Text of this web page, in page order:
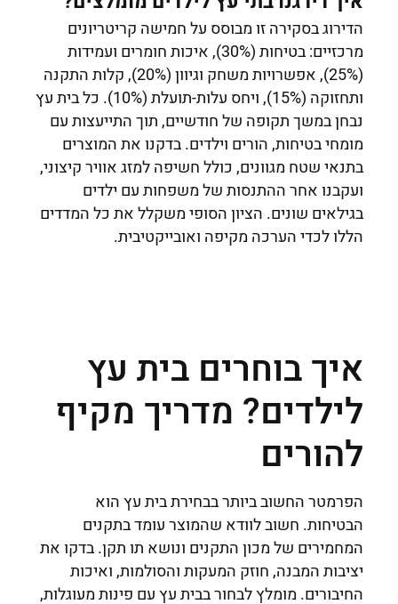
הדירוג בסקירה זו מבוסס על חמישה קריטריונים
מרכזיים: בטיחות (30%), איכות חומרים ועמידות
(25%), אפשרויות משחק וגיוון (20%), קלות התקנה
ותחזוקה (15%), ויחס עלות-תועלת (10%). כל בית עץ
נבחן במשך תקופה של חודשיים, תוך התייעצות עם
מומחי בטיחות, הורים וילדים. בדקנו את המוצרים
בתנאי שטח מגוונים, כולל חשיפה למזג אוויר קיצוני,
ועקבנו אחר ההתנסות של משפחות עם ילדים
בגילאים שונים. הציון הסופי משקלל את כל המדדים
הללו לכדי הערכה מקיפה ואובייקטיבית.
איך בוחרים בית עץ
לילדים? מדריך מקיף
להורים
הפרמטר החשוב ביותר בבחירת בית עץ הוא
הבטיחות. חשוב לוודא שהמוצר עומד בתקנים
המחמירים של מכון התקנים ונושא תו תקן. בדקו את
יציבות המבנה, חוזק המעקות והסולמות, ואיכות
החיבורים. מומלץ לבחור בבית עץ עם פינות מעוגלות,